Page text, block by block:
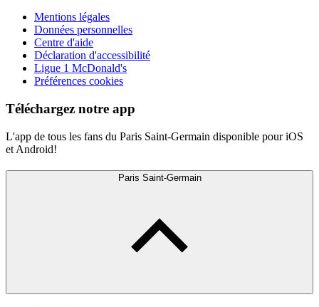
Mentions légales
Données personnelles
Centre d'aide
Déclaration d'accessibilité
Ligue 1 McDonald's
Préférences cookies
Téléchargez notre app
L'app de tous les fans du Paris Saint-Germain disponible pour iOS
et Android!
Paris Saint-Germain